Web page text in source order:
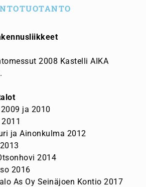
2008 Kastelli AIKA
ja 2010
ja Ainonkulma 2012
2014
2016
As Oy Seinäjoen Kontio 2017